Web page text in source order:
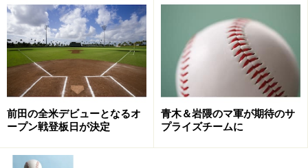
好きな気持ちと、一生懸命に戦う姿勢を忘れなければ、
背の小ささなんて補うことはできると思う」
8年ぶりの日米野球は、この“小さな巨人”のハッスルプレ
ーを見るだけでも価値があるだろう。
※記事内容は執筆時点のものです。最新の内容をご確認くださ
い。
前田の全米デビューとなるオ
ープン戦登板日が決定
青木＆岩隈のマ軍が期待のサ
プライズチームに